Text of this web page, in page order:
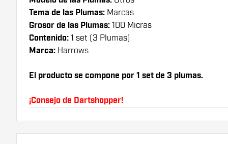
Tema de las Plumas: Marcas
Grosor de las Plumas: 100 Micras
Contenido: 1 set (3 Plumas)
Marca: Harrows
El producto se compone por 1 set de 3 plumas.
¡Consejo de Dartshopper!
Asegúrate de tener suficientes plumas y cañas.
romperse con el uso.